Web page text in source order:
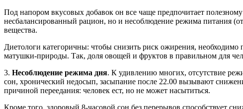
Под напором вкусовых добавок он все чаще предпочитает
несбалансированный рацион, но и несоблюдение режима питания
вещества.
Диетологи категоричны: чтобы снизить риск ожирения, необходимо
матушки-природы. Так, доля овощей и фруктов в правильном для
3. Несоблюдение режима дня. К удивлению многих, отсутствие
сон, хронический недосып, засыпание после 22.00 вызывают
причиной переедания: человек ест, но не может насытиться.
Кроме того, здоровый 8-часовой сон без перерывов способствует